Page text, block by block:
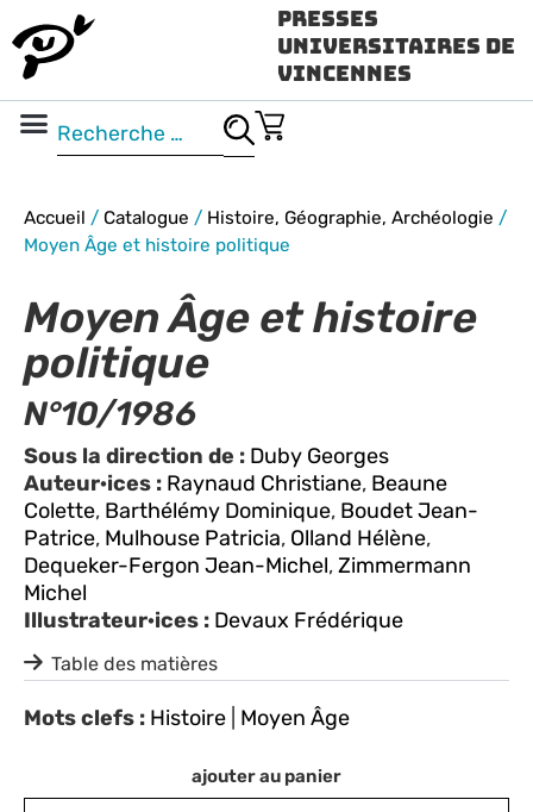
Presses
Universitaires de
Vincennes
Accueil / Catalogue / Histoire, Géographie, Archéologie /
Moyen Âge et histoire politique
ajouter au panier
Moyen Âge et histoire
politique
N°10/1986
Sous la direction de : Duby Georges
Auteur·ices : Raynaud Christiane, Beaune
Colette, Barthélémy Dominique, Boudet Jean-
Patrice, Mulhouse Patricia, Olland Hélène,
Dequeker-Fergon Jean-Michel,Zimmermann
Michel
Illustrateur·ices : Devaux Frédérique
Table des matières
Mots clefs : Histoire Moyen Âge